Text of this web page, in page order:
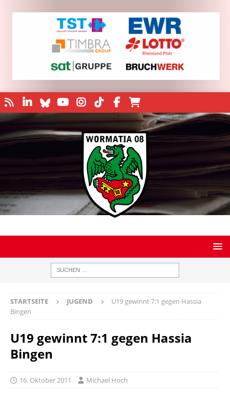
STARTSEITE JUGEND
U19 gewinnt 7:1 gegen Hassia
Bingen
U19 gewinnt 7:1 gegen Hassia
Bingen
16. Oktober 2011 Michael Hoch